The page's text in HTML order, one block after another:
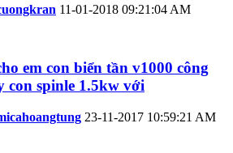
11-01-2018 09:21:04 AM
em con biển tần v1000 công
con spinle 1.5kw với
23-11-2017 10:59:21 AM